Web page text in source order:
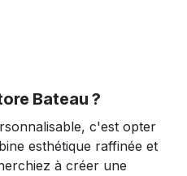
Bateau ?
c'est opter
esthétique raffinée et
à créer une